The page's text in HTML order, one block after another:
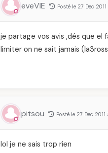
eveVIE Posté le 27 Dec 2011
je partage vos avis ,dés que el
limiter on ne sait jamais
pitsou Posté le 27 Dec 2011
lol je ne sais trop rien